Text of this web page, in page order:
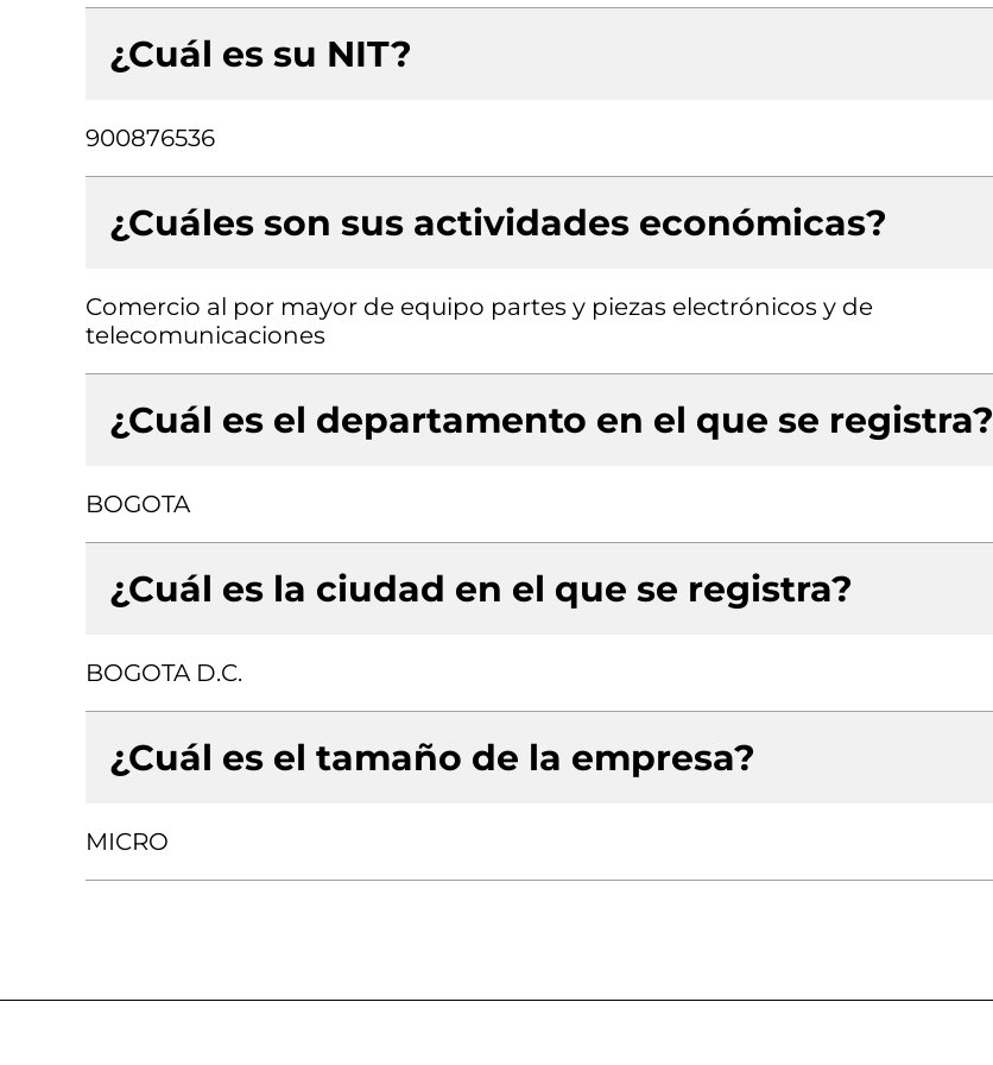
¿Cuál es su NIT?
900876536
¿Cuáles son sus actividades económicas?
Comercio al por mayor de equipo partes y piezas electrónicos y de
telecomunicaciones
¿Cuál es el departamento en el que se registra?
BOGOTA
¿Cuál es la ciudad en el que se registra?
BOGOTA D.C.
¿Cuál es el tamaño de la empresa?
MICRO